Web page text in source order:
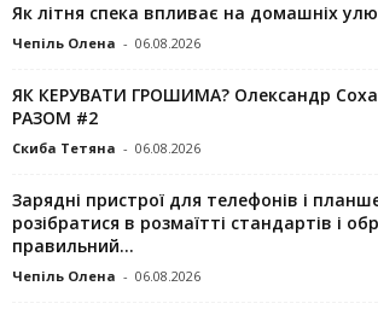
Як літня спека впливає на домашніх
Чепіль Олена - 06.08.2026
ЯК КЕРУВАТИ ГРОШИМА? Олександр
РАЗОМ #2
Скиба Тетяна - 06.08.2026
Зарядні пристрої для телефонів і
розібратися в розмаїтті стандартів і
правильний...
Чепіль Олена - 06.08.2026